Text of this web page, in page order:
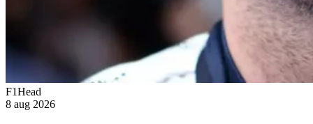
F1Head
8 aug 2026